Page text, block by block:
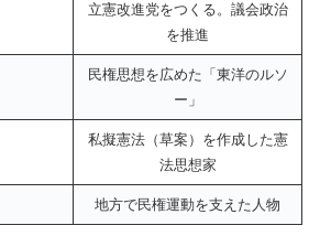
立憲改進党をつくる。議会政治
を推進
民権思想を広めた「東洋のルソ
ー」
私擬憲法（草案）を作成した憲
法思想家
地方で民権運動を支えた人物